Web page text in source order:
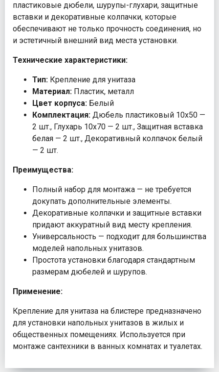
пластиковые дюбели, шурупы-глухари, защитные
вставки и декоративные колпачки, которые
обеспечивают не только прочность соединения, но
и эстетичный внешний вид места установки.
Технические характеристики:
Тип: Крепление для унитаза
Материал: Пластик, металл
Цвет корпуса: Белый
Комплектация: Дюбель пластиковый 10х50 —
2 шт., Глухарь 10х70 — 2 шт., Защитная вставка
белая — 2 шт., Декоративный колпачок белый
— 2 шт.
Преимущества:
Полный набор для монтажа — не требуется
докупать дополнительные элементы.
Декоративные колпачки и защитные вставки
придают аккуратный вид месту крепления.
Универсальность — подходит для большинства
моделей напольных унитазов.
Простота установки благодаря стандартным
размерам дюбелей и шурупов.
Применение:
Крепление для унитаза на блистере предназначено
для установки напольных унитазов в жилых и
общественных помещениях. Используется при
монтаже сантехники в ванных комнатах и туалетах.